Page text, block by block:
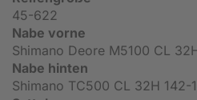
45-622
Nabe vorne
Shimano Deore M5100 CL
Nabe hinten
Shimano TC500 CL 32H 142-